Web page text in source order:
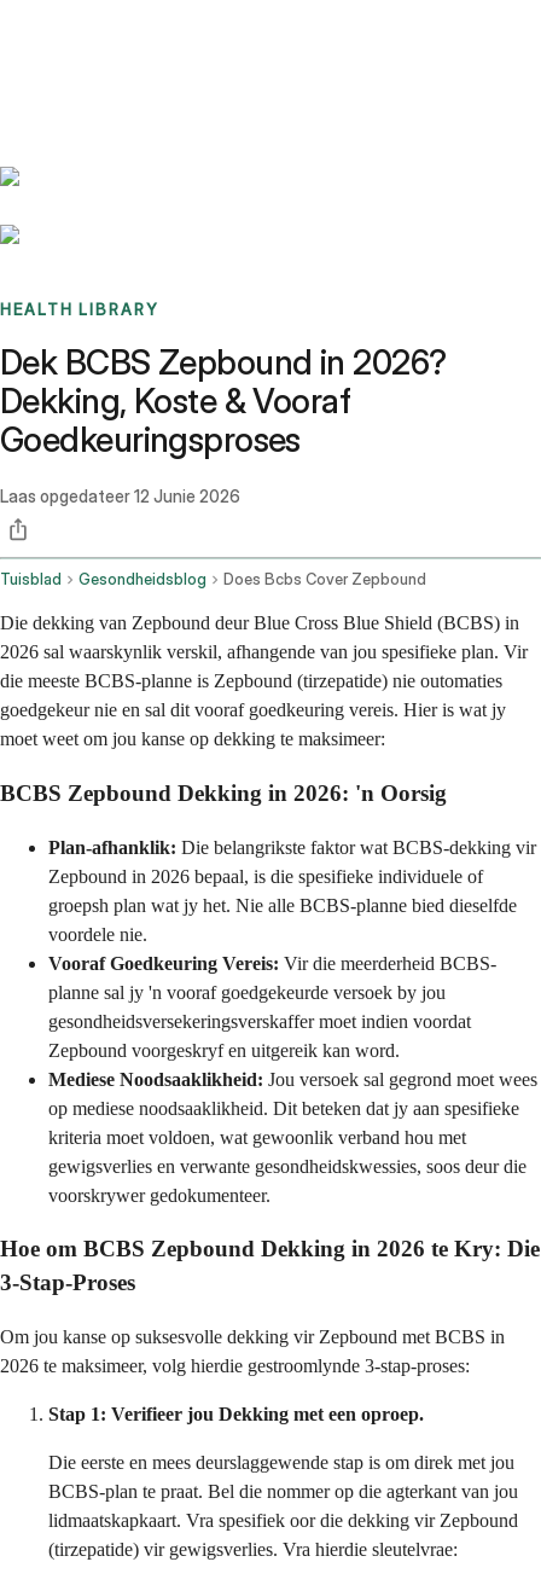
HEALTH LIBRARY
Dek BCBS Zepbound in 2026?
Dekking, Koste & Vooraf
Goedkeuringsproses
Laas opgedateer12 Junie 2026
Tuisblad Gesondheidsblog Does Bcbs Cover Zepbound
Die dekking van Zepbound deur Blue Cross Blue Shield (BCBS) in
2026 sal waarskynlik verskil, afhangende van jou spesifieke plan. Vir
die meeste BCBS-planne is Zepbound (tirzepatide) nie outomaties
goedgekeur nie en sal dit vooraf goedkeuring vereis. Hier is wat jy
moet weet om jou kanse op dekking te maksimeer:
BCBS Zepbound Dekking in 2026: 'n Oorsig
Plan-afhanklik: Die belangrikste faktor wat BCBS-dekking vir
Zepbound in 2026 bepaal, is die spesifieke individuele of
groepsh plan wat jy het. Nie alle BCBS-planne bied dieselfde
voordele nie.
Vooraf Goedkeuring Vereis: Vir die meerderheid BCBS-
planne sal jy 'n vooraf goedgekeurde versoek by jou
gesondheidsversekeringsverskaffer moet indien voordat
Zepbound voorgeskryf en uitgereik kan word.
Mediese Noodsaaklikheid: Jou versoek sal gegrond moet wees
op mediese noodsaaklikheid. Dit beteken dat jy aan spesifieke
kriteria moet voldoen, wat gewoonlik verband hou met
gewigsverlies en verwante gesondheidskwessies, soos deur die
voorskrywer gedokumenteer.
Hoe om BCBS Zepbound Dekking in 2026 te Kry: Die
3-Stap-Proses
Om jou kanse op suksesvolle dekking vir Zepbound met BCBS in
2026 te maksimeer, volg hierdie gestroomlynde 3-stap-proses:
Stap 1: Verifieer jou Dekking met een oproep.
Die eerste en mees deurslaggewende stap is om direk met jou
BCBS-plan te praat. Bel die nommer op die agterkant van jou
lidmaatskapkaart. Vra spesifiek oor die dekking vir Zepbound
(tirzepatide) vir gewigsverlies. Vra hierdie sleutelvrae: